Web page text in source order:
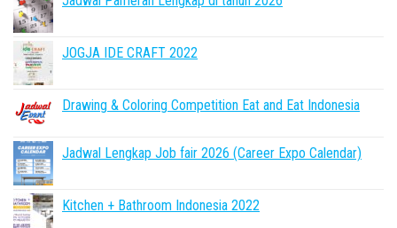
JOGJA IDE CRAFT 2022
Drawing & Coloring Competition Eat and Eat Indonesia
Jadwal Lengkap Job fair 2026 (Career Expo Calendar)
Kitchen + Bathroom Indonesia 2022